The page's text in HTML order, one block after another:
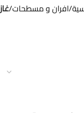
افران و مسطحات غاز